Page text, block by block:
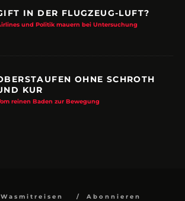
IN DER FLUGZEUG-LUFT?
und Politik mauern bei Untersuchung
OHNE SCHROTH
KUR
reinen Baden zur Bewegung
Abonnieren